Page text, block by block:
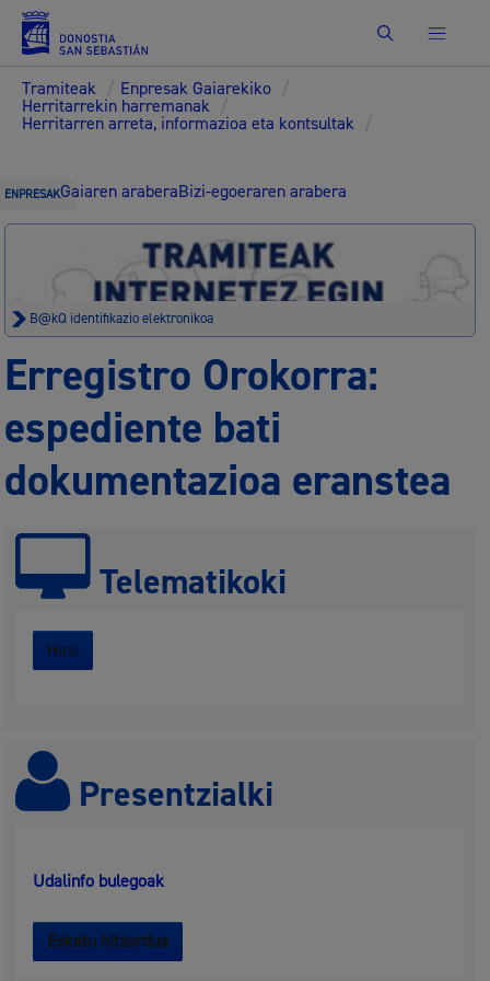
Bilatu
Tramiteak / Enpresak Gaiarekiko /
Herritarrekin harremanak /
Herritarren arreta, informazioa eta kontsultak /
ENPRESAKGaiaren araberaBizi-egoeraren arabera
B@kQ identifikazio elektronikoa
Erregistro Orokorra:
espediente bati
dokumentazioa eranstea
Telematikoki
Hasi
Presentzialki
Udalinfo bulegoak
Eskatu hitzordua